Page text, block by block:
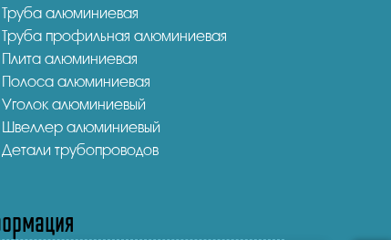
Труба алюминиевая
Труба профильная алюминиевая
Плита алюминиевая
Полоса алюминиевая
Уголок алюминиевый
Швеллер алюминиевый
Детали трубопроводов